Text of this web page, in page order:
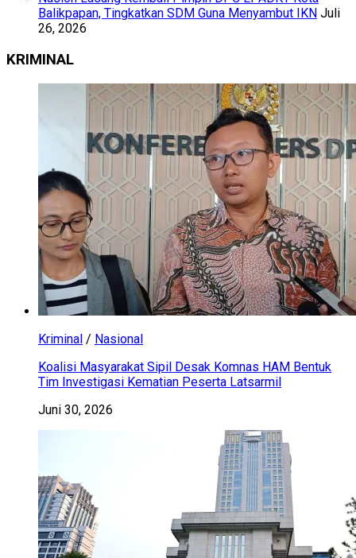
Balikpapan, Tingkatkan SDM Guna Menyambut IKN Juli
26, 2026
KRIMINAL
Kriminal / Nasional
Koalisi Masyarakat Sipil Desak Komnas HAM Bentuk
Tim Investigasi Kematian Peserta Latsarmil
Juni 30, 2026